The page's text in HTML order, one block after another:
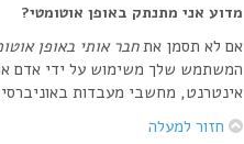
מדוע אני מתנתק באופן אוטומטי?
אם לא תסמן אתחבר אותי באופן
המשתמש שלך משימוש על ידי אדם
אינטרנט, מחשבי מעבדות
חזור למעלה